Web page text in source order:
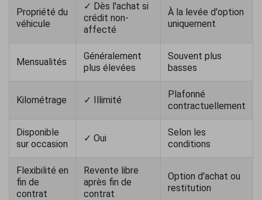
Propriété du
véhicule
✓ Dès l'achat si
crédit non-
affecté
À la levée d'option
uniquement
Mensualités
Généralement
plus élevées
Souvent plus
basses
Kilométrage ✓ Illimité
Plafonné
contractuellement
Disponible
sur occasion
✓ Oui
Selon les
conditions
Flexibilité en
fin de
contrat
Revente libre
après fin de
contrat
Option d'achat ou
restitution